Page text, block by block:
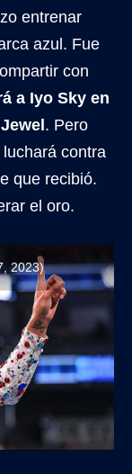
entrenar
azul. Fue
con
a Iyo Sky en
. Pero
contra
que recibió.
el oro.
2023)